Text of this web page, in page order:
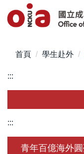
到
區
首頁 學生赴外
:::
赴外交換生
:::
青年百億海外